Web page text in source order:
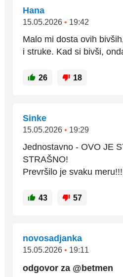
Hana
15.05.2026 • 19:42
Malo mi dosta ovih
i struke. Kad si bivši,
26 18
Sinke
15.05.2026 • 19:29
Jednostavno - OVO JE
STRAŠNO!
Prevršilo je svaku
43 57
novosadjanka
15.05.2026 • 19:11
odgovor za @betmen